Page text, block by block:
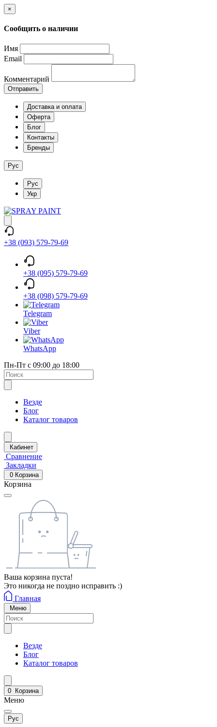
×
Сообщить о наличии
Имя
Email
Комментарий
Отправить
Доставка и оплата
Оферта
Блог
Контакты
Бренды
Рус
Рус
Укр
+38 (093) 579-79-69
+38 (095) 579-79-69
+38 (098) 579-79-69
Telegram
Viber
WhatsApp
Пн-Пт с 09:00 до 18:00
Везде
Блог
Каталог товаров
Кабинет
Сравнение
Закладки
0 Корзина
Корзина
Ваша корзина пуста!
Это никогда не поздно исправить :)
Главная
Меню
Везде
Блог
Каталог товаров
0 Корзина
Меню
Рус